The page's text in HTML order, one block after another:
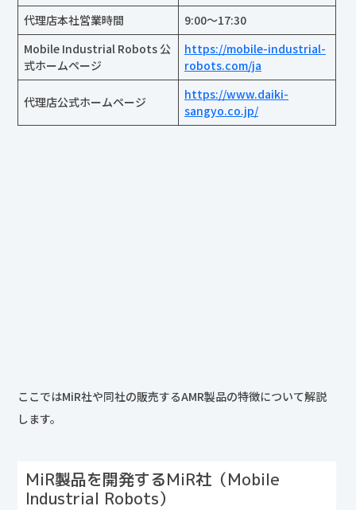
代理店本社営業時間
9:00～17:30
Mobile Industrial Robots 公
式ホームページ
https://mobile-industrial-
robots.com/ja
代理店公式ホームページ
https://www.daiki-
sangyo.co.jp/
ここではMiR社や同社の販売するAMR製品の特徴について解説
します。
MiR製品を開発するMiR社（Mobile
Industrial Robots）